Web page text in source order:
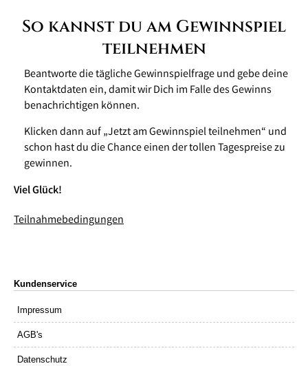
So kannst du am Gewinnspiel
teilnehmen
Beantworte die tägliche Gewinnspielfrage und gebe deine
Kontaktdaten ein, damit wir Dich im Falle des Gewinns
benachrichtigen können.
Klicken dann auf „Jetzt am Gewinnspiel teilnehmen“ und
schon hast du die Chance einen der tollen Tagespreise zu
gewinnen.
Viel Glück!
Teilnahmebedingungen
Kundenservice
Impressum
AGB's
Datenschutz